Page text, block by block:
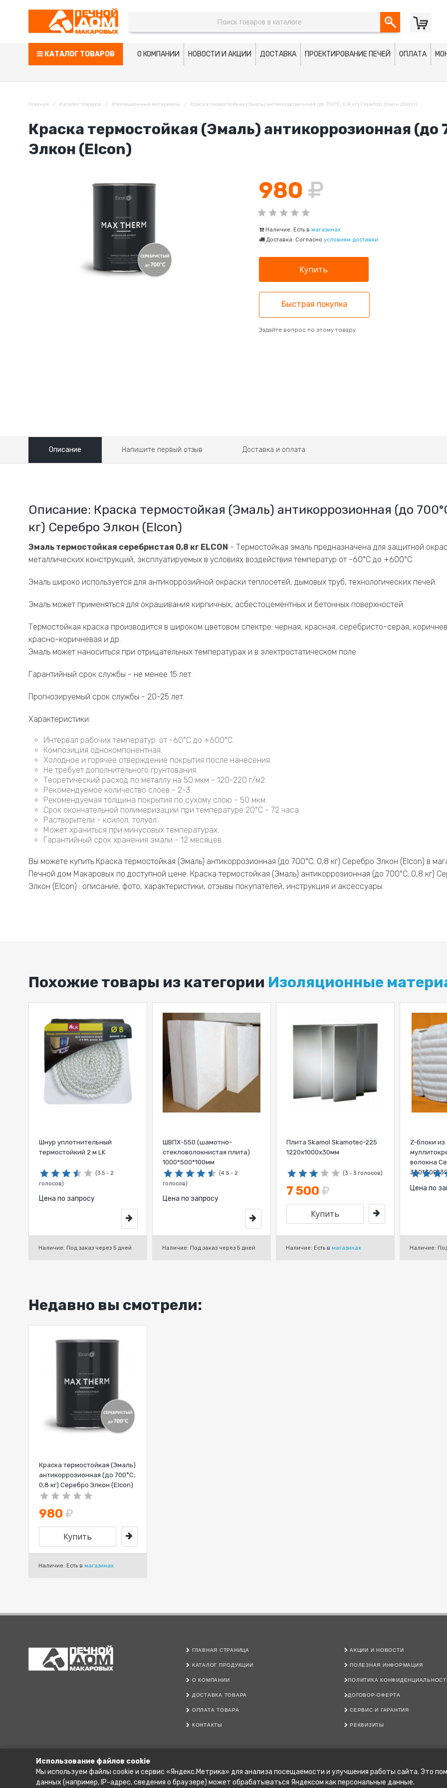
КАТАЛОГ ТОВАРОВ О КОМПАНИИ НОВОСТИ И АКЦИИ ДОСТАВКА ПРОЕКТИРОВАНИЕ ПЕЧЕЙ ОПЛАТА
Главная Каталог товаров Изоляционные материалы Краска термостойкая (Эмаль) антикоррозионная (до 700°С; 0,8 кг) Серебро Элкон (Elcon)
Краска термостойкая (Эмаль) антикоррозионная (до
Элкон (Elcon)
980
Наличие: Есть в магазинах
Доставка: Согласно условиям доставки
Быстрая покупка
Задайте вопрос по этому товару
Описание Напишите первый отзыв Доставка и оплата
Описание: Краска термостойкая (Эмаль) антикоррозионная (до
кг) Серебро Элкон (Elcon)
Эмаль термостойкая серебристая 0,8 кг ELCON - Термостойкая эмаль предназначена для защитной
металлических конструкций, эксплуатируемых в условиях воздействия температур от -60°С до +600°С.
Эмаль широко используется для антикоррозийной окраски теплосетей, дымовых труб, технологических печей.
Эмаль может применяться для окрашивания кирпичных, асбестоцементных и бетонных поверхностей.
Термостойкая краска производится в широком цветовом спектре: черная, красная, серебристо-серая,
красно-коричневая и др.
Эмаль может наноситься при отрицательных температурах и в электростатическом поле.
Гарантийный срок службы - не менее 15 лет.
Прогнозируемый срок службы - 20-25 лет.
Характеристики:
Интервал рабочих температур: от -60°С до +600°С.
Композиция однокомпонентная.
Холодное и горячее отверждение покрытия после нанесения.
Не требует дополнительного грунтования.
Теоретический расход по металлу на 50 мкм - 120-220 г/м2.
Рекомендуемое количество слоев - 2-3.
Рекомендуемая толщина покрытия по сухому слою - 50 мкм.
Срок окончательной полимеризации при температуре 20°С - 72 часа.
Растворители - ксилол, толуол.
Может храниться при минусовых температурах.
Гарантийный срок хранения эмали - 12 месяцев.
Вы можете купить Краска термостойкая (Эмаль) антикоррозионная (до 700°С; 0,8 кг) Серебро Элкон (Elcon) в
Печной дом Макаровых по доступной цене. Краска термостойкая (Эмаль) антикоррозионная (до 700°С; 0,8 кг)
Элкон (Elcon) : описание, фото, характеристики, отзывы покупателей, инструкция и аксессуары.
Похожие товары из категории Изоляционные
Шнур уплотнительный
термостойкий 2 м LK
(3.5 - 2
голосов)
Цена по запросу
Наличие: Под заказ через 5 дней
ШВПХ-550 (шамотно-
стекловолокнистая плита)
1000*500*100мм
(4.5 - 2
голосов)
Цена по запросу
Наличие: Под заказ через 5 дней
Плита Skamol Skamotec-225
1220х1000х30мм
(3 - 3 голосов)
7 500
Наличие: Есть в магазинах
Z-блоки из
волокна
Цена по
Наличие:
Недавно вы смотрели:
Краска термостойкая (Эмаль)
антикоррозионная (до 700°С;
0,8 кг) Серебро Элкон (Elcon)
980
Наличие: Есть в магазинах
ГЛАВНАЯ СТРАНИЦА
КАТАЛОГ ПРОДУКЦИИ
О КОМПАНИИ
ДОСТАВКА ТОВАРА
ОПЛАТА ТОВАРА
КОНТАКТЫ
АКЦИИ И НОВОСТИ
ПОЛЕЗНАЯ ИНФОРМАЦИЯ
ПОЛИТИКА
ДОГОВОР-ОФЕРТА
СЕРВИС И ГАРАНТИЯ
РЕКВИЗИТЫ
ОБРАЩАЕМ ВАШЕ ВНИМАНИЕ НА ТО, ЧТО ДАННЫЙ ИНТЕРНЕТ-САЙТ, А ТАКЖЕ ВСЯ ИНФОРМАЦИЯ О ТОВАРАХ И ЦЕНАХ,
Использование файлов cookie
Мы используем файлы cookie и сервис «Яндекс.Метрика» для анализа посещаемости и улучшения работы сайта. Это
данных (например, IP-адрес, сведения о браузере) может обрабатываться Яндексом как персональные данные.